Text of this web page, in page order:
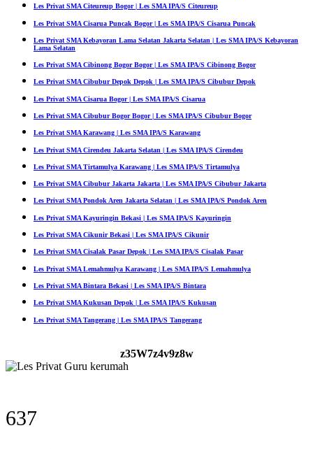
Les Privat SMA Citeureup Bogor | Les SMA IPA/S Citeureup
Les Privat SMA Cisarua Puncak Bogor | Les SMA IPA/S Cisarua Puncak
Les Privat SMA Kebayoran Lama Selatan Jakarta Selatan | Les SMA IPA/S Kebayoran
Lama Selatan
Les Privat SMA Cibinong Bogor Bogor | Les SMA IPA/S Cibinong Bogor
Les Privat SMA Cibubur Depok Depok | Les SMA IPA/S Cibubur Depok
Les Privat SMA Cisarua Bogor | Les SMA IPA/S Cisarua
Les Privat SMA Cibubur Bogor Bogor | Les SMA IPA/S Cibubur Bogor
Les Privat SMA Karawang | Les SMA IPA/S Karawang
Les Privat SMA Cirendeu Jakarta Selatan | Les SMA IPA/S Cirendeu
Les Privat SMA Tirtamulya Karawang | Les SMA IPA/S Tirtamulya
Les Privat SMA Cibubur Jakarta Jakarta | Les SMA IPA/S Cibubur Jakarta
Les Privat SMA Pondok Aren Jakarta Selatan | Les SMA IPA/S Pondok Aren
Les Privat SMA Kayuringin Bekasi | Les SMA IPA/S Kayuringin
Les Privat SMA Cikunir Bekasi | Les SMA IPA/S Cikunir
Les Privat SMA Cisalak Pasar Depok | Les SMA IPA/S Cisalak Pasar
Les Privat SMA Lemahmulya Karawang | Les SMA IPA/S Lemahmulya
Les Privat SMA Bintara Bekasi | Les SMA IPA/S Bintara
Les Privat SMA Kukusan Depok | Les SMA IPA/S Kukusan
Les Privat SMA Tangerang | Les SMA IPA/S Tangerang
z35W7z4v9z8w
637